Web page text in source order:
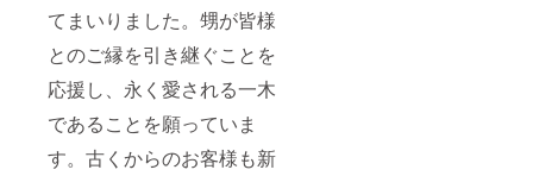
てまいりました。甥が皆様
とのご縁を引き継ぐことを
応援し、永く愛される一木
であることを願っていま
す。古くからのお客様も新